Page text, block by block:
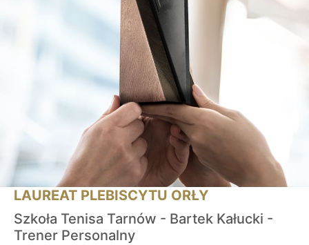
LAUREAT PLEBISCYTU ORŁY
Szkoła Tenisa Tarnów - Bartek Kałucki -
Trener Personalny